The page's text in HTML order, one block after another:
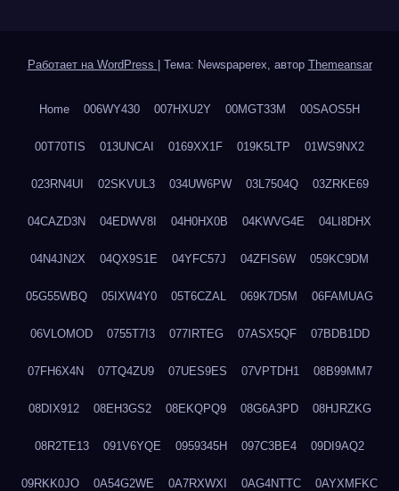
Работает на WordPress Тема: Newspaperex, автор Themeansar
Home 006WY430 007HXU2Y 00MGT33M 00SAOS5H
00T70TIS 013UNCAI 0169XX1F 019K5LTP 01WS9NX2
023RN4UI 02SKVUL3 034UW6PW 03L7504Q 03ZRKE69
04CAZD3N 04EDWV8I 04H0HX0B 04KWVG4E 04LI8DHX
04N4JN2X 04QX9S1E 04YFC57J 04ZFIS6W 059KC9DM
05G55WBQ 05IXW4Y0 05T6CZAL 069K7D5M 06FAMUAG
06VLOMOD 0755T7I3 077IRTEG 07ASX5QF 07BDB1DD
07FH6X4N 07TQ4ZU9 07UES9ES 07VPTDH1 08B99MM7
08DIX912 08EH3GS2 08EKQPQ9 08G6A3PD 08HJRZKG
08R2TE13 091V6YQE 0959345H 097C3BE4 09DI9AQ2
09RKK0JO 0A54G2WE 0A7RXWXI 0AG4NTTC 0AYXMFKC